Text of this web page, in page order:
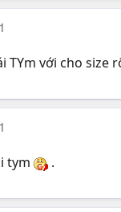
TYm với cho
tym .